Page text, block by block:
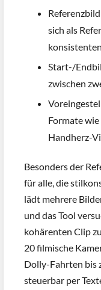
sich als
Start-/
zwischen
Formate
Handherz-
Besonders der
für alle, die
lädt mehrere
und das Tool
kohärenten Clip
20 filmische
Dolly-Fahrten bis
steuerbar per